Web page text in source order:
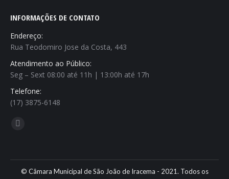
INFORMAÇÕES DE CONTATO
Endereço:
Rua Teodomiro Jose da Costa, 443
Atendimento ao Público:
Seg – Sext 08:00 até 11h | 13:00h até 17h
Telefone:
(17) 3875-6148
Encontre-nos em:
Facebook
in© Câmara Municipal de São João de Iracema - 2021. Todos os